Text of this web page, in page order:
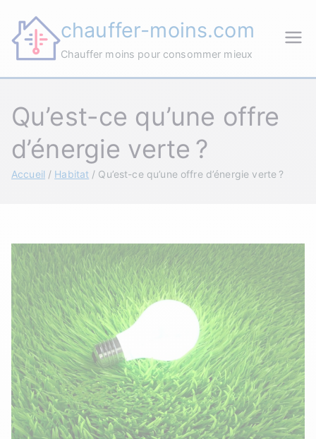
contenu
chauffer-moins.com
Chauffer moins pour consommer mieux
Qu’est-ce qu’une offre
d’énergie verte ?
Accueil Habitat Qu’est-ce qu’une offre d’énergie verte ?